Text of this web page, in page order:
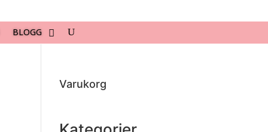
BLOGG
Varukorg